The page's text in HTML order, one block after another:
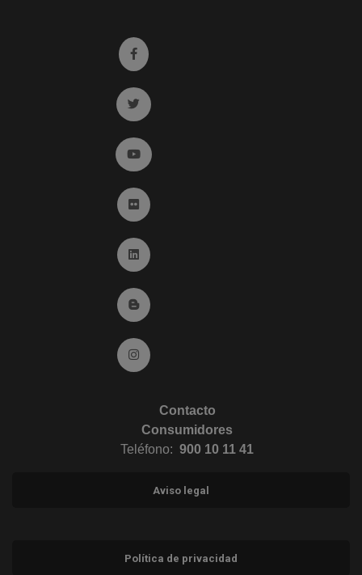
Ir a facebook (abre en ventana nueva)
Ir a twitter (abre en ventana nueva)
Ir a YouTube (abre en ventana nueva)
Ir a Flickr (abre en ventana nueva)
Ir a Linkedin (abre en ventana nueva)
Ir al Blog (abre en ventana nueva)
Ir a Instagram (abre en ventana nueva)
Contacto
Consumidores
Teléfono: 900 10 11 41
Aviso legal
Política de privacidad